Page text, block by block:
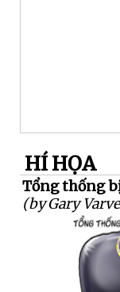
HÍ HỌA
Tổng thống
(by Gary